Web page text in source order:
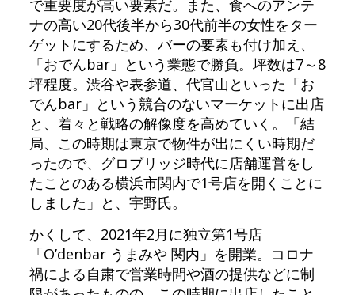
で重要度が高い要素だ。また、食へのアンテ
ナの高い20代後半から30代前半の女性をター
ゲットにするため、バーの要素も付け加え、
「おでんbar」という業態で勝負。坪数は7～8
坪程度。渋谷や表参道、代官山といった「お
でんbar」という競合のないマーケットに出店
と、着々と戦略の解像度を高めていく。「結
局、この時期は東京で物件が出にくい時期だ
ったので、グロブリッジ時代に店舗運営をし
たことのある横浜市関内で1号店を開くことに
しました」と、宇野氏。
かくして、2021年2月に独立第1号店
「O’denbar うまみや 関内」を開業。コロナ
禍による自粛で営業時間や酒の提供などに制